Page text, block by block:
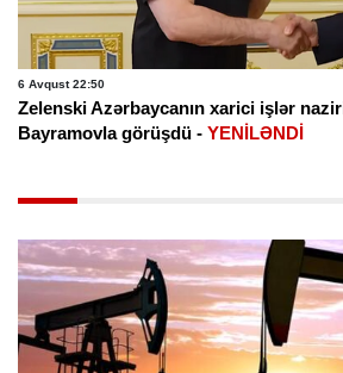
6 Avqust 22:50
Zelenski Azərbaycanın xarici işlər
Bayramovla görüşdü - YENİLƏNDİ